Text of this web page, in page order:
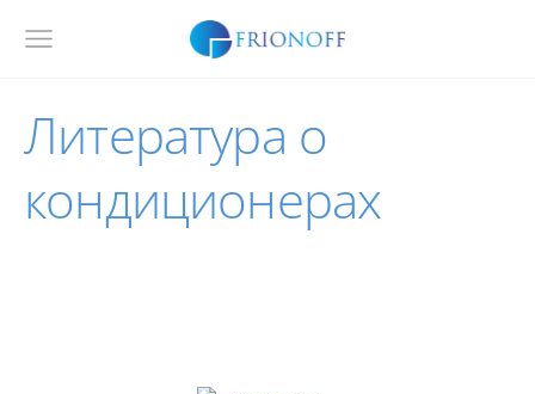
Литература о
кондиционерах